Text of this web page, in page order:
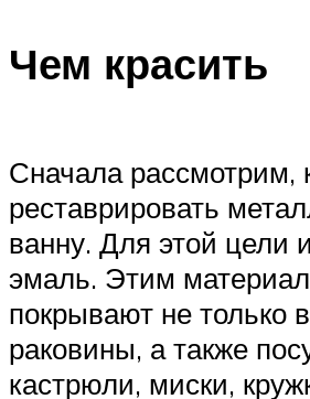
Чем красить
Сначала рассмотрим,
реставрировать
ванну. Для этой цели
эмаль. Этим
покрывают не только
раковины, а также
кастрюли, миски,